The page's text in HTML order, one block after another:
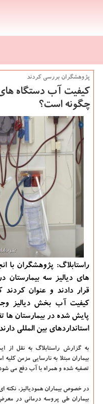
پژوهشگران بررسی كردند
كیفیت آب دستگاه های
چگونه است؟
راستابلاگ: پژوهشگران با
های دیالیز سه بیمارستان
قرار دادند و عنوان کردند
کیفیت آب بخش دیالیز
پایش شده در بیمارستان ها
استانداردهای بین المللی
به گزارش راستابلاگ به نقل از
بیماران مبتلا به نارسایی مزمن
تصفیه شده و همراه با آب دفع می
در خصوص بیماران همودیالیز، نکته
بیماران طی پروسه درمانی در